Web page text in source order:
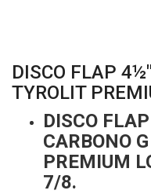
DISCO FLAP
TYROLIT
DISCO
CARBONO
PREMIUM
7/8.